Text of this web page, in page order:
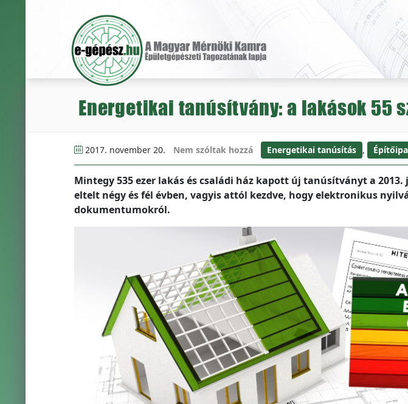
Energetikai tanúsítvány: a lakások 55
2017. november 20. Nem szóltak hozzá Energetikai tanúsítás ,
Mintegy 535 ezer lakás és családi ház kapott új tanúsítványt a
eltelt négy és fél évben, vagyis attól kezdve, hogy elektronikus
dokumentumokról.